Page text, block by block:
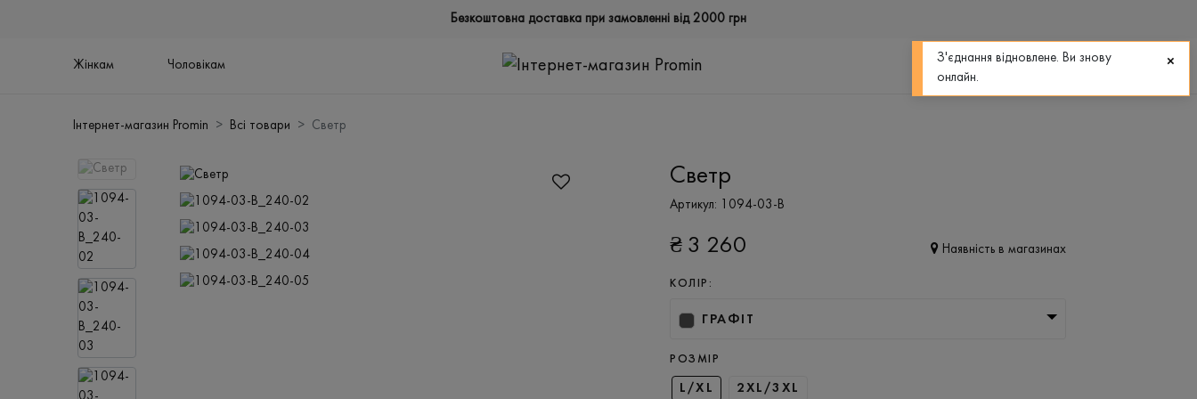
Безкоштовна доставка при замовленні від 2000 грн
Жінкам Чоловікам
0
Інтернет-магазин Promin Всі товари Светр
Светр
Артикул: 1094-03-B
₴ 3 260 Наявність в магазинах
КОЛІР:
ГРАФІТ
РОЗМІР
L/XL 2XL/3XL
З'єднання відновлене. Ви знову
онлайн.